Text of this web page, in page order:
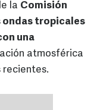
la Comisión
ondas tropicales
una
atmosférica
recientes.